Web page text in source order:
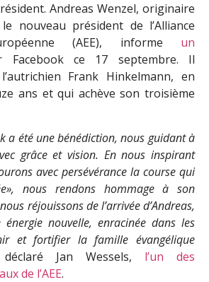
Andreas Wenzel, originaire
le nouveau président de l’Alliance
(AEE), informe un
Facebook ce 17 septembre. Il
Frank Hinkelmann, en
ans et qui achève son troisième
a été une bénédiction, nous guidant à
grâce et vision. En nous inspirant
avec persévérance la course qui
nous rendons hommage à son
réjouissons de l’arrivée d’Andreas,
nouvelle, enracinée dans les
et fortifier la famille évangélique
Jan Wessels, l’un des
de l’AEE.